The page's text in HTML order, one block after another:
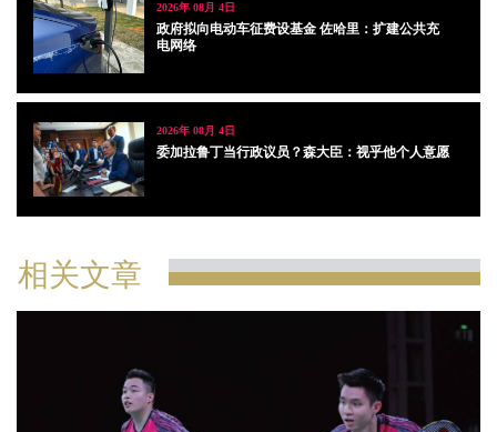
2026年 08月 4日
政府拟向电动车征费设基金 佐哈里：扩建公共充
电网络
2026年 08月 4日
委加拉鲁丁当行政议员？森大臣：视乎他个人意愿
相关文章